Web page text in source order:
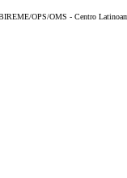
OPS/OMS - Centro